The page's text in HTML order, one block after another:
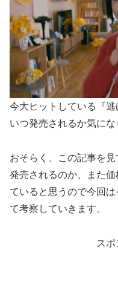
今大ヒットしている『
いつ発売されるか気にな
おそらく、この記事を
発売されるのか、また
ていると思うので今回
て考察していきます。
スポ